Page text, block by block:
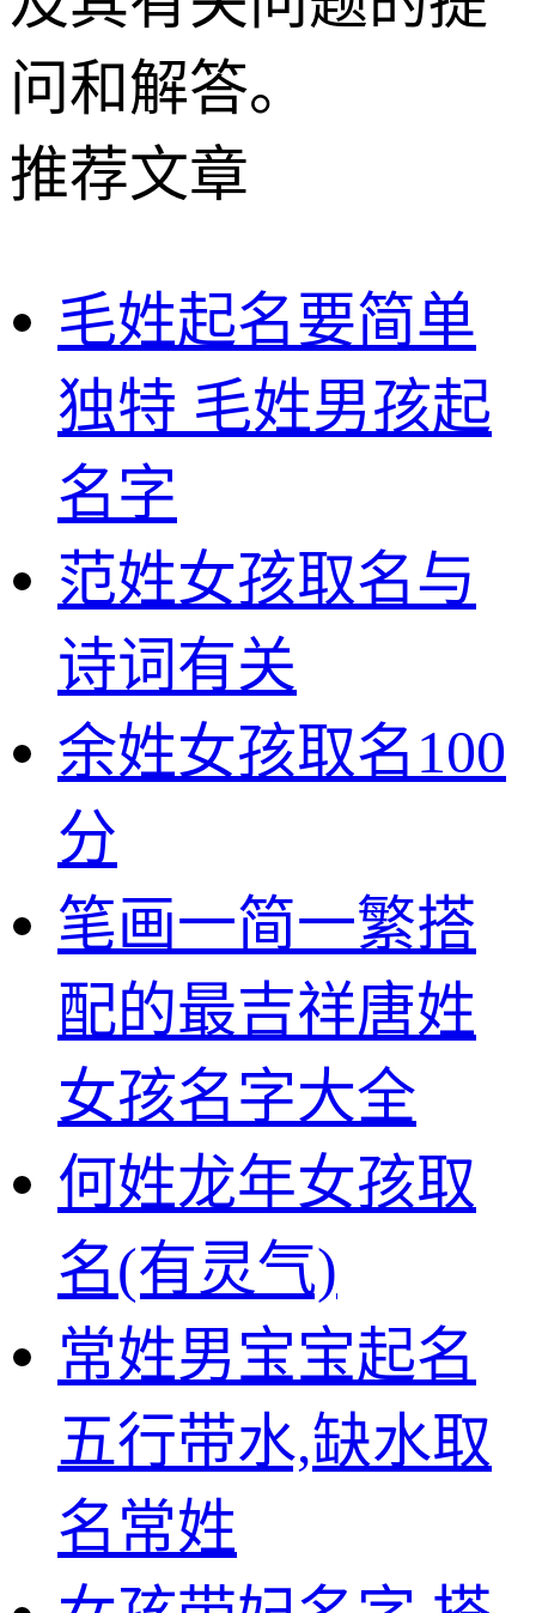
问和解答。
推荐文章
毛姓起名要简单
独特 毛姓男孩起
名字
范姓女孩取名与
诗词有关
余姓女孩取名100
分
笔画一简一繁搭
配的最吉祥唐姓
女孩名字大全
何姓龙年女孩取
名(有灵气)
常姓男宝宝起名
五行带水,缺水取
名常姓